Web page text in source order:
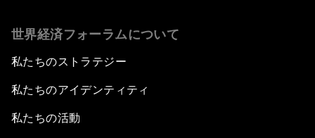
世界経済フォーラムについて
私たちのストラテジー
私たちのアイデンティティ
私たちの活動